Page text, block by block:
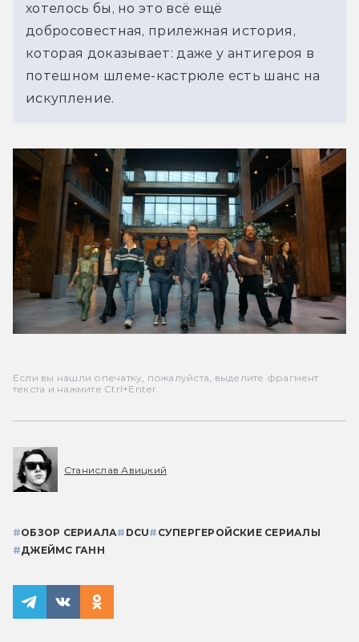
хотелось бы, но это всё ещё
добросовестная, прилежная история,
которая доказывает: даже у антигероя в
потешном шлеме-кастрюле есть шанс на
искупление.
Если вы нашли опечатку, пожалуйста, выделите фрагмент
текста и нажмите Ctrl+Enter.
Станислав Авицкий
#ОБЗОР СЕРИАЛА# DCU# СУПЕРГЕРОЙСКИЕ СЕРИАЛЫ
#ДЖЕЙМС ГАНН